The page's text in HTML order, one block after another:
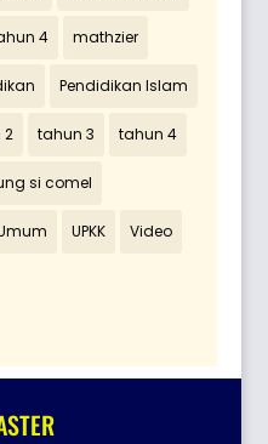
4 mathzier
Pendidikan Islam
2 tahun 3 tahun 4
si comel
UPKK Video